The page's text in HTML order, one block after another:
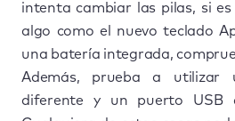
intenta cambiar las pilas, si
algo como el nuevo teclado
una batería integrada,
Además, prueba a utilizar
diferente y un puerto USB